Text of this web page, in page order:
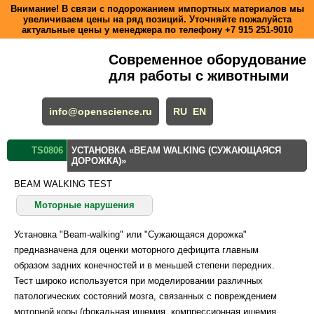
Внимание! В связи с подорожанием импортных материалов мы
увеличиваем цены на ряд позиций. Уточняйте пожалуйста
актуальные цены у менеджера по телефону +7 915 251-9010
Современное оборудование
для работы с животными
info@openscience.ru RU EN
TS0806
УСТАНОВКА «BEAM WALKING (СУЖАЮЩАЯСЯ
ДОРОЖКА)»
BEAM WALKING TEST
Моторные нарушения
Установка "Beam-walking" или "Сужающаяся дорожка"
предназначена для оценки моторного дефицита главным
образом задних конечностей и в меньшей степени передних.
Тест широко используется при моделировании различных
патологических состояний мозга, связанных с повреждением
моторной коры (фокальная ишемия, компрессионная ишемия,